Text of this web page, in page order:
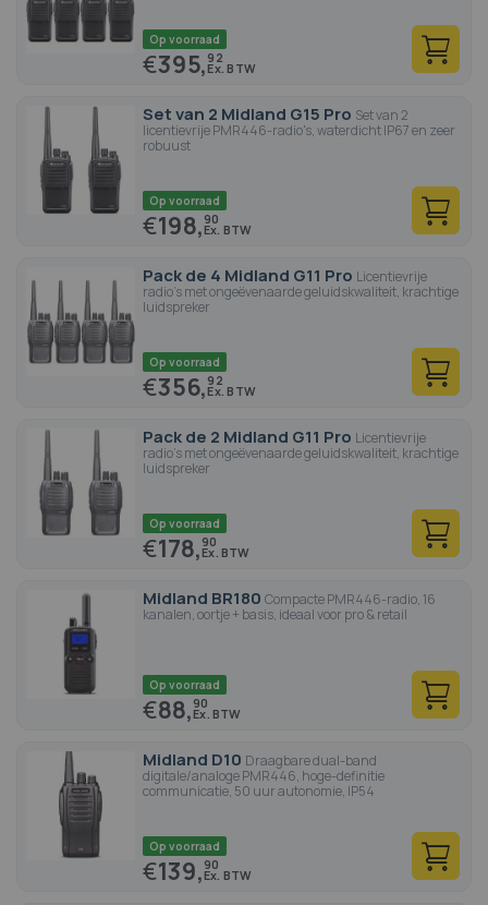
Op voorraad
€395,92
Set van 2 Midland G15 Pro Set van 2
licentievrije PMR446-radio's, waterdicht IP67 en zeer
robuust
Op voorraad
€198,90
Pack de 4 Midland G11 Pro Licentievrije
radio's met ongeëvenaarde geluidskwaliteit, krachtige
luidspreker
Op voorraad
€356,92
Pack de 2 Midland G11 Pro Licentievrije
radio's met ongeëvenaarde geluidskwaliteit, krachtige
luidspreker
Op voorraad
€178,90
Midland BR180 Compacte PMR446-radio, 16
kanalen, oortje + basis, ideaal voor pro & retail
Op voorraad
€88,90
Midland D10 Draagbare dual-band
digitale/analoge PMR446, hoge-definitie
communicatie, 50 uur autonomie, IP54
Op voorraad
€139,90